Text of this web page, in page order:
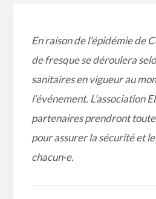
En raison de l’épidémie de
de fresque se déroulera
sanitaires en vigueur au
l’événement. L’association
partenaires prendront
pour assurer la sécurité et
chacun·e.